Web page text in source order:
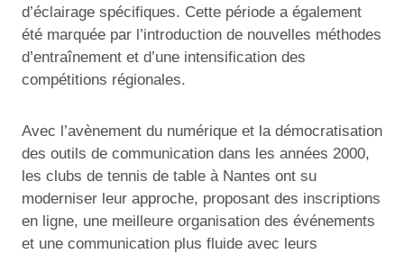
d’éclairage spécifiques. Cette période a également
été marquée par l’introduction de nouvelles méthodes
d’entraînement et d’une intensification des
compétitions régionales.
Avec l’avènement du numérique et la démocratisation
des outils de communication dans les années 2000,
les clubs de tennis de table à Nantes ont su
moderniser leur approche, proposant des inscriptions
en ligne, une meilleure organisation des événements
et une communication plus fluide avec leurs